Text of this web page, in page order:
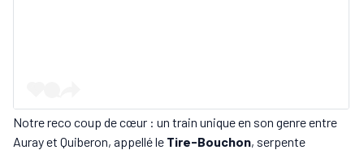
Notre reco coup de cœur : un train unique en son genre entre
Auray et Quiberon, appellé le Tire-Bouchon, serpente